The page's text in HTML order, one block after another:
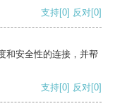
支持[0] 反对[0]
和安全性的连接，并帮
支持[0] 反对[0]